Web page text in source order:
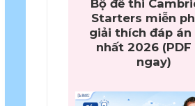
Bộ đề thi
Starters miễn
giải thích đáp án
nhất 2026 (PDF
ngay)